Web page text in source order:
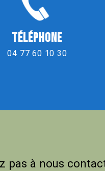
TÉLÉPHONE
04 77 60 10 30
pas à nous